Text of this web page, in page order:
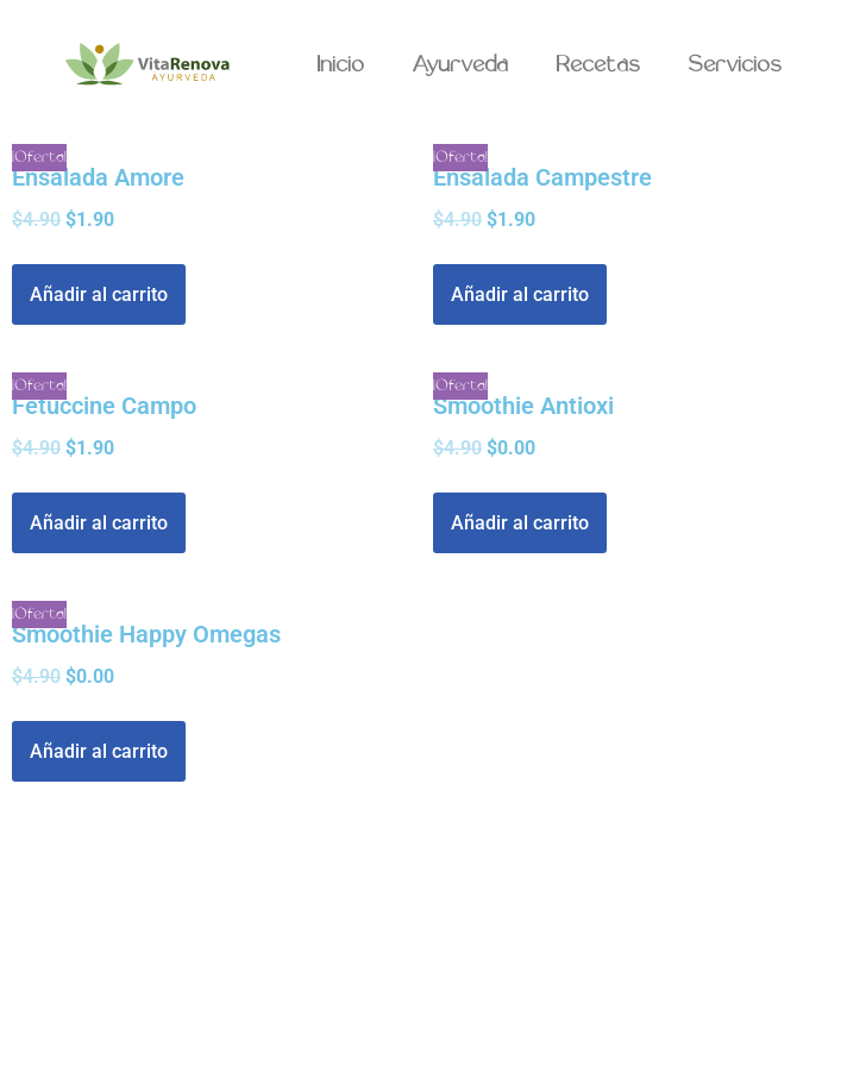
Saltar
Inicio Ayurveda Recetas Servicios
¡Oferta!
Ensalada Amore
$4.90 $1.90
Añadir al carrito
¡Oferta!
Ensalada Campestre
$4.90 $1.90
Añadir al carrito
¡Oferta!
Fetuccine Campo
$4.90 $1.90
Añadir al carrito
¡Oferta!
Smoothie Antioxi
$4.90 $0.00
Añadir al carrito
¡Oferta!
Smoothie Happy Omegas
$4.90 $0.00
Añadir al carrito